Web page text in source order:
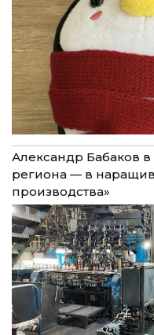
Александр Бабаков в
региона — в
производства»